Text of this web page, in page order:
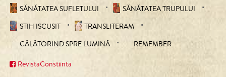
SĂNĂTATEA SUFLETULUI
SĂNĂTATEA TRUPULUI
STIH ISCUSIT
TRANSLITERAM
CĂLĂTORIND SPRE LUMINĂ
REMEMBER
RevistaConstiinta